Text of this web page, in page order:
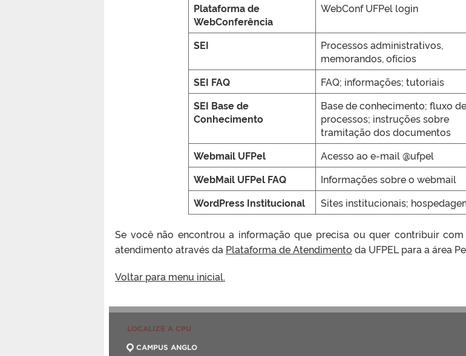
Plataforma de
WebConferência
WebConf UFPel login
SEI
Processos administrativos,
memorandos, ofícios
SEI FAQ FAQ; informações; tutoriais
SEI Base de
Conhecimento
Base de conhecimento; fluxo de
processos; instruções sobre
tramitação dos documentos
Webmail UFPel Acesso ao e-mail @ufpel
WebMail UFPel FAQ
Informações sobre o webmail
WordPress Institucional
Sites institucionais;
Se você não encontrou a informação que precisa ou quer contribuir
atendimento através da Plataforma de Atendimento da UFPEL para a área
Voltar para menu inicial.
LOCALIZE A CPU
CAMPUS ANGLO